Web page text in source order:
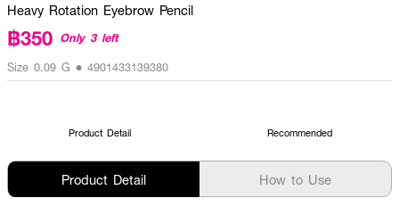
Heavy Rotation Eyebrow Pencil
฿350 Only 3 left
Size 0.09 G • 4901433139380
Product Detail Recommended
Product Detail How to Use